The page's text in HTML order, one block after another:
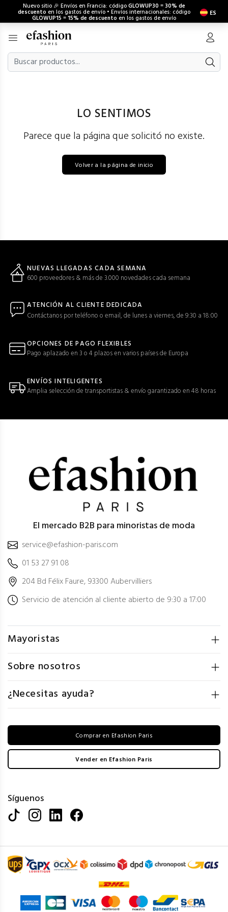
Nuevo sitio 🎉 Envíos en Francia: códigoGLOWUP30 =30% de
descuento en los gastos de envío • Envíos internacionales: código
GLOWUP15 =15% de descuento en los gastos de envío ES
LO SENTIMOS
Parece que la página que solicitó no existe.
Volver a la página de inicio
NUEVAS LLEGADAS CADA SEMANA
600 proveedores & más de 3.000 novedades cada semana
ATENCIÓN AL CLIENTE DEDICADA
Contáctanos por teléfono o email, de lunes a viernes, de 9:30 a 18:00
OPCIONES DE PAGO FLEXIBLES
Pago aplazado en 3 o 4 plazos en varios países de Europa
ENVÍOS INTELIGENTES
Amplia selección de transportistas & envío garantizado en 48 horas
El mercado B2B para minoristas de moda
service@efashion-paris.com
01 53 27 91 08
204 Bd Félix Faure, 93300 Aubervilliers
Servicio de atención al cliente abierto de 9:30 a 17:00
Mayoristas
Sobre nosotros
¿Necesitas ayuda?
Comprar en Efashion Paris
Vender en Efashion Paris
Síguenos